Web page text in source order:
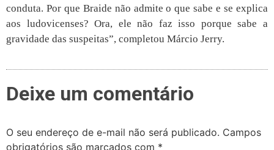
conduta. Por que Braide não admite o que sabe e se explica
aos ludovicenses? Ora, ele não faz isso porque sabe a
gravidade das suspeitas”, completou Márcio Jerry.
Deixe um comentário
O seu endereço de e-mail não será publicado. Campos
obrigatórios são marcados com *